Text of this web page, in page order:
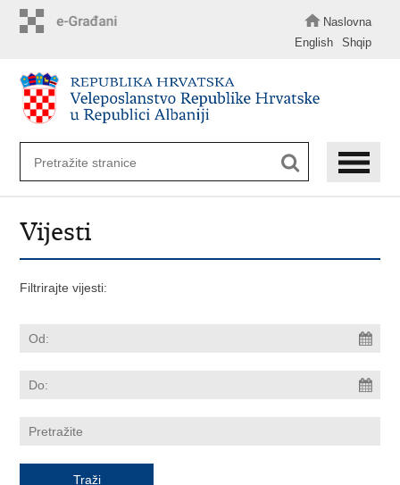
Naslovna
English
Shqip
Vijesti
Filtrirajte vijesti: